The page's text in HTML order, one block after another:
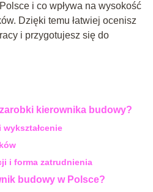
i co wpływa na wysokość
Dzięki temu łatwiej ocenisz
i przygotujesz się do
kierownika budowy?
i forma zatrudnienia
budowy w Polsce?